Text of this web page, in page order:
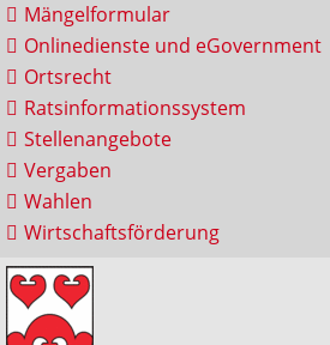
Mängelformular
Onlinedienste und eGovernment
Ortsrecht
Ratsinformationssystem
Stellenangebote
Vergaben
Wahlen
Wirtschaftsförderung